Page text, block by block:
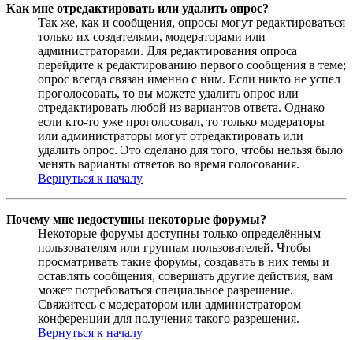
Как мне отредактировать или удалить опрос?
Так же, как и сообщения, опросы могут редактироваться
только их создателями, модераторами или
администраторами. Для редактирования опроса
перейдите к редактированию первого сообщения в теме;
опрос всегда связан именно с ним. Если никто не успел
проголосовать, то вы можете удалить опрос или
отредактировать любой из вариантов ответа. Однако
если кто-то уже проголосовал, то только модераторы
или администраторы могут отредактировать или
удалить опрос. Это сделано для того, чтобы нельзя было
менять варианты ответов во время голосования.
Вернуться к началу
Почему мне недоступны некоторые форумы?
Некоторые форумы доступны только определённым
пользователям или группам пользователей. Чтобы
просматривать такие форумы, создавать в них темы и
оставлять сообщения, совершать другие действия, вам
может потребоваться специальное разрешение.
Свяжитесь с модератором или администратором
конференции для получения такого разрешения.
Вернуться к началу